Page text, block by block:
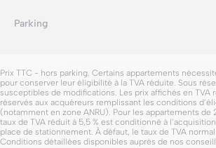
Parking
Prix TTC - hors parking. Certains appartements
pour conserver leur éligibilité à la TVA réduite. Sous
susceptibles de modifications. Les prix affichés en TVA
réservés aux acquéreurs remplissant les conditions
(notamment en zone ANRU). Pour les appartements de
taux de TVA réduit à 5,5 % est conditionné à
place de stationnement. À défaut, le taux de TVA normal
Conditions détaillées disponibles auprès de nos